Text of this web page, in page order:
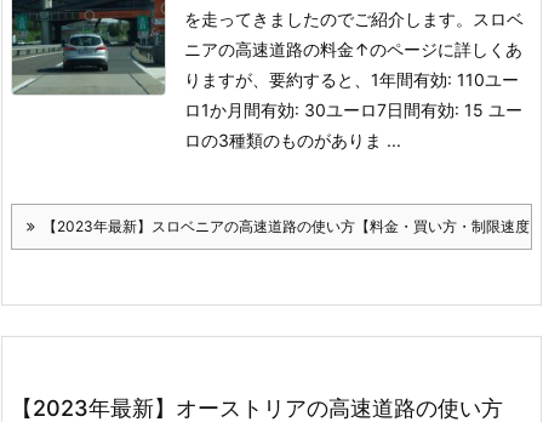
を走ってきましたのでご紹介します。
スロベ
ニアの高速道路の料金↑のページに詳しくあ
りますが、要約すると、 1年間有効: 110ユー
ロ1か月間有効: 30ユーロ7日間有効: 15 ユー
ロの3種類のものがありま ...
【2023年最新】スロベニアの高速道路の使い方【料金・買い方・制限速度】
【2023年最新】オーストリアの高速道路の使い方